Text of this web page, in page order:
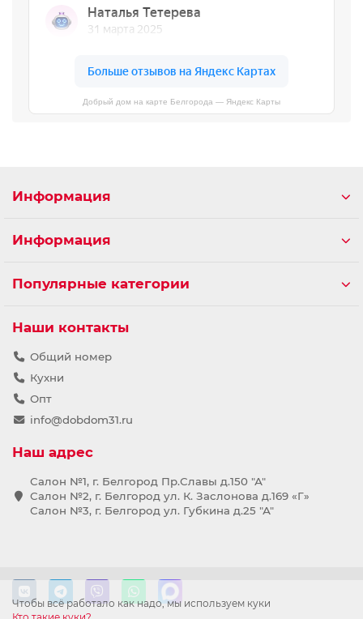
Добрый дом на карте Белгорода — Яндекс Карты
Чтобы всё работало как надо, мы используем куки
Информация
Информация
Популярные категории
Наши контакты
Общий номер
Кухни
Опт
info@dobdom31.ru
Наш адрес
Салон №1, г. Белгород Пр.Славы д.150 "А"
Салон №2, г. Белгород ул. К. Заслонова д.169 «Г»
Салон №3, г. Белгород ул. Губкина д.25 "А"